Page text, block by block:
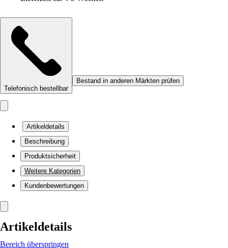
Telefonisch bestellbar
Bestand in anderen Märkten prüfen
Artikeldetails
Beschreibung
Produktsicherheit
Weitere Kategorien
Kundenbewertungen
Artikeldetails
Bereich überspringen